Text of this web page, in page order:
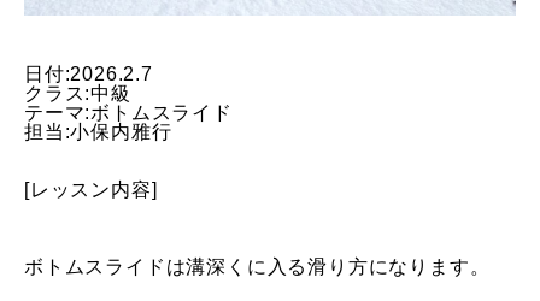
中級2
講師から選ぶ Instructor
日付:2026.2.7
クラス:中級
テーマ:ボトムスライド
担当:小保内雅行
[レッスン内容]
ボトムスライドは溝深くに入る滑り方になります。